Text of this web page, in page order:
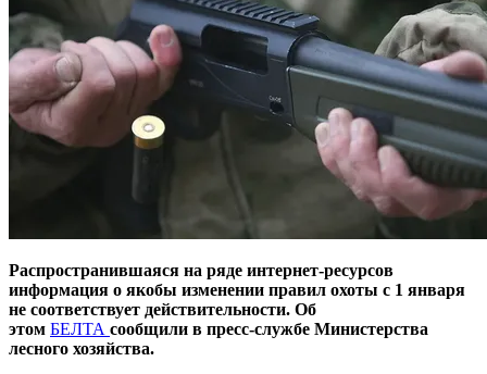
Распространившаяся на ряде интернет-ресурсов
информация о якобы изменении правил охоты с 1 января
не соответствует действительности. Об
этом БЕЛТА сообщили в пресс-службе Министерства
лесного хозяйства.